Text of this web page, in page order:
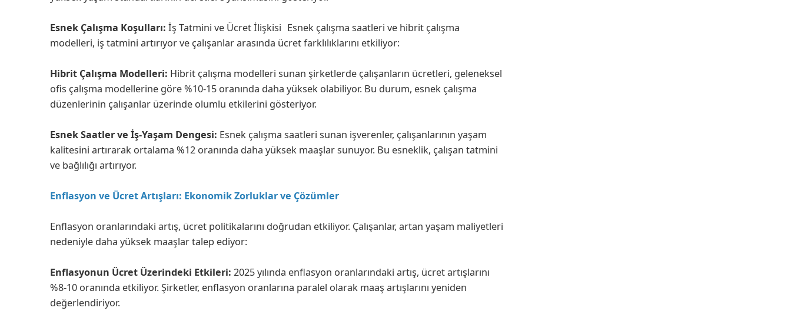
Esnek Çalışma Koşulları: İş Tatmini ve Ücret İlişkisi Esnek çalışma saatleri ve hibrit çalışma
modelleri, iş tatmini artırıyor ve çalışanlar arasında ücret farklılıklarını etkiliyor:
Hibrit Çalışma Modelleri: Hibrit çalışma modelleri sunan şirketlerde çalışanların ücretleri, geleneksel
ofis çalışma modellerine göre %10-15 oranında daha yüksek olabiliyor. Bu durum, esnek çalışma
düzenlerinin çalışanlar üzerinde olumlu etkilerini gösteriyor.
Esnek Saatler ve İş-Yaşam Dengesi: Esnek çalışma saatleri sunan işverenler, çalışanlarının yaşam
kalitesini artırarak ortalama %12 oranında daha yüksek maaşlar sunuyor. Bu esneklik, çalışan tatmini
ve bağlılığı artırıyor.
Enflasyon ve Ücret Artışları: Ekonomik Zorluklar ve Çözümler
Enflasyon oranlarındaki artış, ücret politikalarını doğrudan etkiliyor. Çalışanlar, artan yaşam maliyetleri
nedeniyle daha yüksek maaşlar talep ediyor:
Enflasyonun Ücret Üzerindeki Etkileri: 2025 yılında enflasyon oranlarındaki artış, ücret artışlarını
%8-10 oranında etkiliyor. Şirketler, enflasyon oranlarına paralel olarak maaş artışlarını yeniden
değerlendiriyor.